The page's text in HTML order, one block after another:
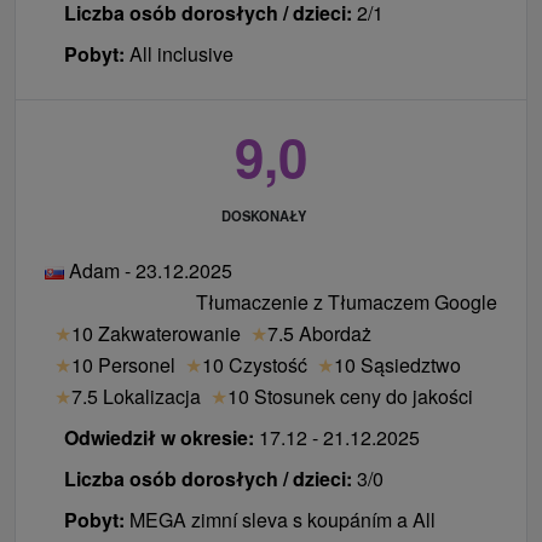
kącik dla dzieci we wnętrzu Hotelu Thermal Varga
***
dzieci do lat 3 bezpłatnie: wyżywienie, bilet do
menu dla dzieci, krzesełka dla dzieci dostępne w
jedzenia dla dziecka (kuchenka mikrofalowa)
miejsce do przechowywania wózków i możliwość
umieszczenia wózka w pokoju
na życzenie przy zamówieniu: nocnik, wanna,
stopień do zlewu
menu dla osób z celiakią – zgłoś przed
bezpłatny WiFi bezprzewodowy dostęp do
animacje w hotelu dla dzieci i dorosłych - 1x w
Liczba osób dorosłych / dzieci: 2/1
Pobyt: All inclusive
9,0
DOSKONAŁY
Adam - 23.12.2025
Tłumaczenie z Tłumaczem Google
★10 Zakwaterowanie ★7.5 Abordaż
★10 Personel ★10 Czystość ★10 Sąsiedztwo
★7.5 Lokalizacja ★10 Stosunek ceny do jakości
Odwiedził w okresie: 17.12 - 21.12.2025
Liczba osób dorosłych / dzieci: 3/0
Pobyt: MEGA zimní sleva s koupáním a All